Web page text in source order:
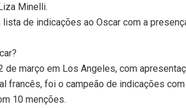
Minelli.
de indicações ao Oscar com a
março em Los Angeles, com
francês, foi o campeão de indicações
10 menções.